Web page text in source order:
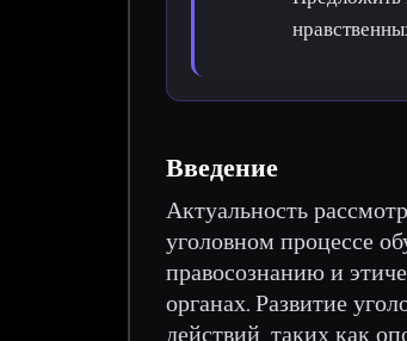
Введение
Актуальность
уголовном процессе
правосознанию и
органах. Развитие
действий, таких как